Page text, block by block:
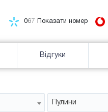
067 Показати номер
Відгуки
Пулини